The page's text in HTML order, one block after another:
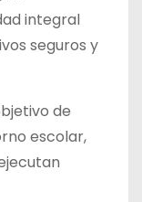
integral
seguros y
de
escolar,